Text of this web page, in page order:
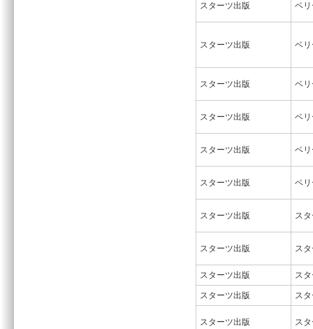
スターツ出版 ベ
スターツ出版 ベ
スターツ出版 ベ
スターツ出版 ベ
スターツ出版 ベ
スターツ出版 ベ
スターツ出版 ス
スターツ出版 ス
スターツ出版 ス
スターツ出版 ス
スターツ出版 ス